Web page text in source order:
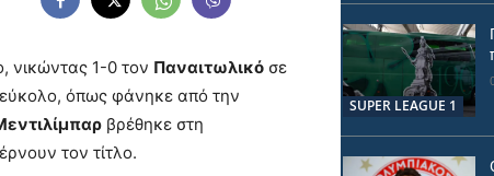
νικώντας 1-0 τον Παναιτωλικό σε
εύκολο, όπως φάνηκε από την
βρέθηκε στη
τον τίτλο.
SUPER LEAGUE 1